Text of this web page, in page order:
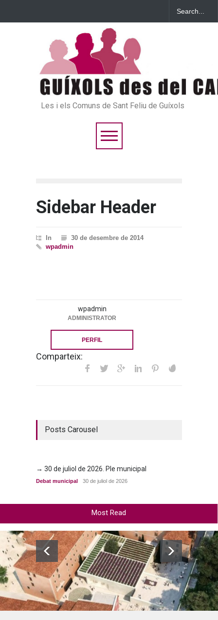
Les i els Comuns de Sant Feliu de Guíxols
Sidebar Header
In
30 de desembre de 2014
wpadmin
wpadmin
ADMINISTRATOR
PERFIL
Comparteix:
Posts Carousel
→ 30 de juliol de 2026. Ple municipal
Debat municipal 30 de juliol de 2026
Most Read